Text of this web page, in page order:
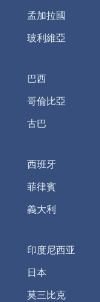
孟加拉國
玻利維亞
巴西
哥倫比亞
古巴
西班牙
菲律賓
義大利
印度尼西亚
日本
莫三比克